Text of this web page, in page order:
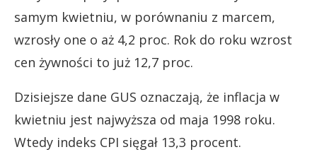
samym kwietniu, w porównaniu z marcem,
wzrosły one o aż 4,2 proc. Rok do roku wzrost
cen żywności to już 12,7 proc.
Dzisiejsze dane GUS oznaczają, że inflacja w
kwietniu jest najwyższa od maja 1998 roku.
Wtedy indeks CPI sięgał 13,3 procent.